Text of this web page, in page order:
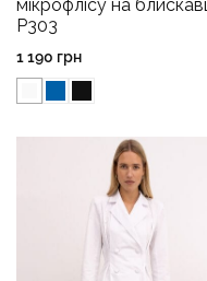
мікрофлісу на
P303
1 190 грн